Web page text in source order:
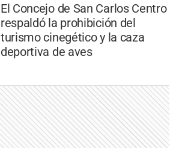
El Concejo de San Carlos Centro
respaldó la prohibición del
turismo cinegético y la caza
deportiva de aves